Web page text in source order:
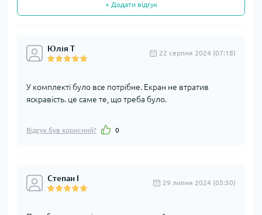
+ Додати відгук
Юлія Т 22 серпня 2024 (07:18)
У комплекті було все потрібне. Екран не втратив
яскравість. це саме те, що треба було.
Відгук був корисний? 0
Степан І 29 липня 2024 (05:50)